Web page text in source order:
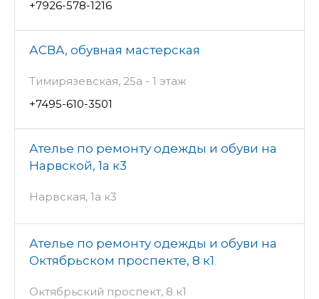
+7926-578-1216
АСВА, обувная мастерская
Тимирязевская, 25а - 1 этаж
+7495-610-3501
Ателье по ремонту одежды и обуви на
Нарвской, 1а к3
Нарвская, 1а к3
Ателье по ремонту одежды и обуви на
Октябрьском проспекте, 8 к1
Октябрьский проспект, 8 к1